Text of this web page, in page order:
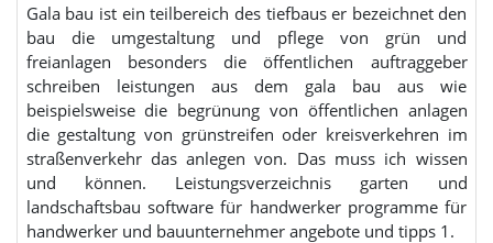
Gala bau ist ein teilbereich des tiefbaus er bezeichnet den
bau die umgestaltung und pflege von grün und
freianlagen besonders die öffentlichen auftraggeber
schreiben leistungen aus dem gala bau aus wie
beispielsweise die begrünung von öffentlichen anlagen
die gestaltung von grünstreifen oder kreisverkehren im
straßenverkehr das anlegen von. Das muss ich wissen
und können. Leistungsverzeichnis garten und
landschaftsbau software für handwerker programme für
handwerker und bauunternehmer angebote und tipps 1.